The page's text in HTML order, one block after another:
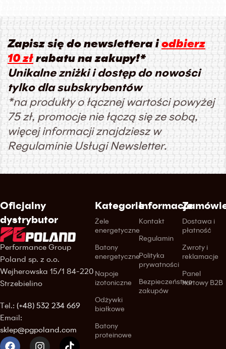
Zapisz się do newslettera iodbierz
10 zł rabatu na zakupy!*
Unikalne zniżki i dostęp do nowości
tylko dla subskrybentów
*na produkty o łącznej wartości powyżej
75 zł, promocje nie łączą się ze sobą,
więcej informacji znajdziesz w
Regulaminie Usługi Newsletter.
Oficjalny
dystrybutor
Performance Group
Poland sp. z o.o.
Wejherowska 15/1 84-220
Strzebielino
Tel.: (+48) 532 234 669
Email:
sklep@pgpoland.com
Kategorie
Żele
energetyczne
Batony
energetyczne
Napoje
izotoniczne
Odżywki
białkowe
Batony
proteinowe
Informacje
Kontakt
Regulamin
Polityka
prywatności
Bezpieczeństwo
zakupów
Dostawa i
płatność
Zwroty i
reklamacje
Panel
hurtowy B2B